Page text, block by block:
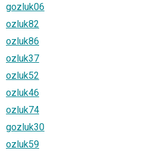
gozluk06
ozluk82
ozluk86
ozluk37
ozluk52
ozluk46
ozluk74
gozluk30
ozluk59